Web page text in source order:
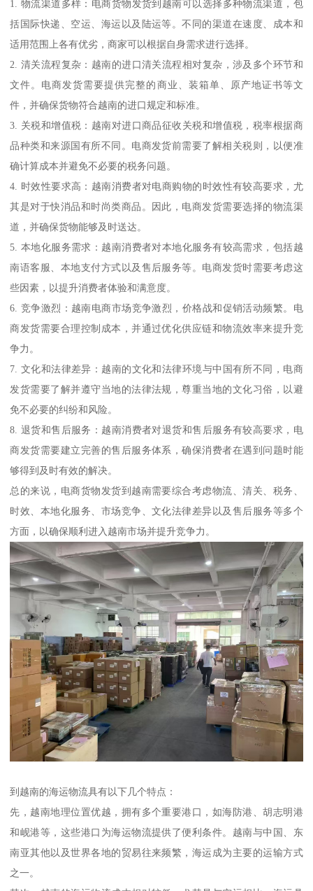
1. 物流渠道多样：电商货物发货到越南可以选择多种物流渠道，包
括国际快递、空运、海运以及陆运等。不同的渠道在速度、成本和
适用范围上各有优劣，商家可以根据自身需求进行选择。
2. 清关流程复杂：越南的进口清关流程相对复杂，涉及多个环节和
文件。电商发货需要提供完整的商业、装箱单、原产地证书等文
件，并确保货物符合越南的进口规定和标准。
3. 关税和增值税：越南对进口商品征收关税和增值税，税率根据商
品种类和来源国有所不同。电商发货前需要了解相关税则，以便准
确计算成本并避免不必要的税务问题。
4. 时效性要求高：越南消费者对电商购物的时效性有较高要求，尤
其是对于快消品和时尚类商品。因此，电商发货需要选择的物流渠
道，并确保货物能够及时送达。
5. 本地化服务需求：越南消费者对本地化服务有较高需求，包括越
南语客服、本地支付方式以及售后服务等。电商发货时需要考虑这
些因素，以提升消费者体验和满意度。
6. 竞争激烈：越南电商市场竞争激烈，价格战和促销活动频繁。电
商发货需要合理控制成本，并通过优化供应链和物流效率来提升竞
争力。
7. 文化和法律差异：越南的文化和法律环境与中国有所不同，电商
发货需要了解并遵守当地的法律法规，尊重当地的文化习俗，以避
免不必要的纠纷和风险。
8. 退货和售后服务：越南消费者对退货和售后服务有较高要求，电
商发货需要建立完善的售后服务体系，确保消费者在遇到问题时能
够得到及时有效的解决。
总的来说，电商货物发货到越南需要综合考虑物流、清关、税务、
时效、本地化服务、市场竞争、文化法律差异以及售后服务等多个
方面，以确保顺利进入越南市场并提升竞争力。
到越南的海运物流具有以下几个特点：
先，越南地理位置优越，拥有多个重要港口，如海防港、胡志明港
和岘港等，这些港口为海运物流提供了便利条件。越南与中国、东
南亚其他以及世界各地的贸易往来频繁，海运成为主要的运输方式
之一。